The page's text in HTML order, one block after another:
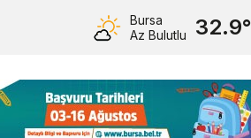
Bursa
Az Bulutlu
32.9°